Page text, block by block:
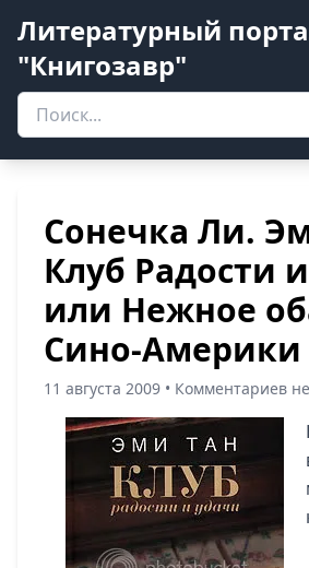
Литературный
"Книгозавр"
Сонечка Ли.
Клуб Радости
или Нежное
Сино-Америки
11 августа 2009 • Комментариев